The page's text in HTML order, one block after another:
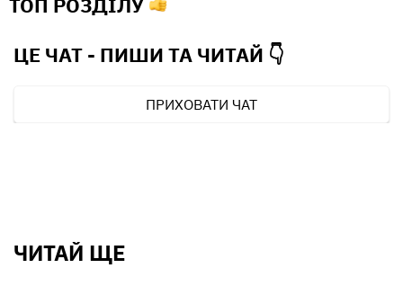
ЦЕ ЧАТ - ПИШИ ТА ЧИТАЙ 👇
ПРИХОВАТИ ЧАТ
ЧИТАЙ ЩЕ